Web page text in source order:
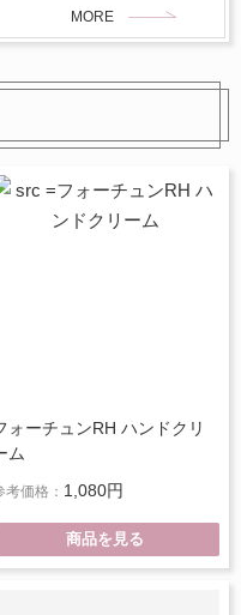
MORE
ォーチュンRH ハンドクリ
ム
考価格： 1,080円
商品を見る